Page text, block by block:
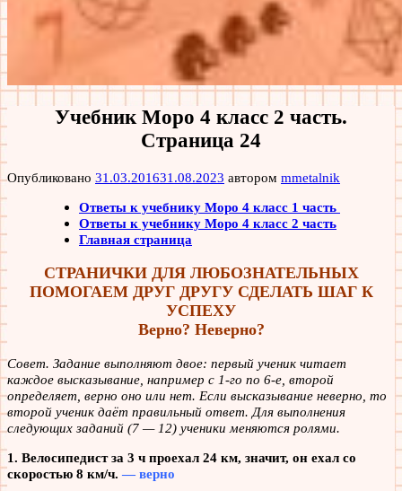
Учебник Моро 4 класс 2 часть.
Страница 24
Опубликовано 31.03.201631.08.2023 автором mmetalnik
Ответы к учебнику Моро 4 класс 1 часть
Ответы к учебнику Моро 4 класс 2 часть
Главная страница
СТРАНИЧКИ ДЛЯ ЛЮБОЗНАТЕЛЬНЫХ
ПОМОГАЕМ ДРУГ ДРУГУ СДЕЛАТЬ ШАГ К
УСПЕХУ
Верно? Неверно?
Совет. Задание выполняют двое: первый ученик читает
каждое высказывание, например с 1-го по 6-е, второй
определяет, верно оно или нет. Если высказывание неверно, то
второй ученик даёт правильный ответ. Для выполнения
следующих заданий (7 — 12) ученики меняются ролями.
1. Велосипедист за 3 ч проехал 24 км, значит, он ехал со
скоростью 8 км/ч. — верно